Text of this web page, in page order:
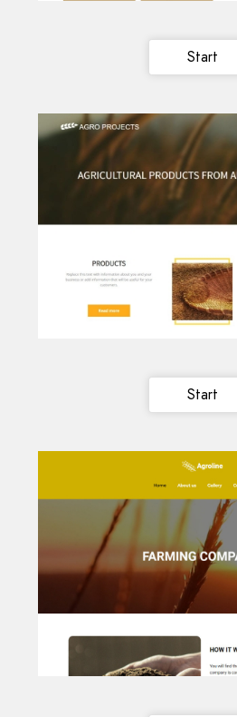
Start
Start